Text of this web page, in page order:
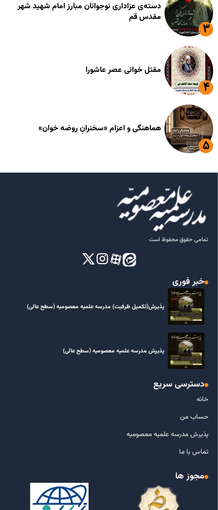
دسته‌ی عزاداری نوجوانان مبارز امام شهید شهر
مقدس قم
مقتل خوانی عصر عاشورا
هماهنگی و اعزام «سخنرانِ روضه خوان»
تمامی حقوق محفوظ است
خبر فوری
پذیرش(تکمیل ظرفیت) مدرسه علمیه معصومیه‌ (سطح عالی)
پذیرش مدرسه علمیه معصومیه‌ (سطح عالی)
دسترسی سریع
خانه
حساب من
پذیرش مدرسه علمیه معصومیه
تماس با ما
مجوز ها